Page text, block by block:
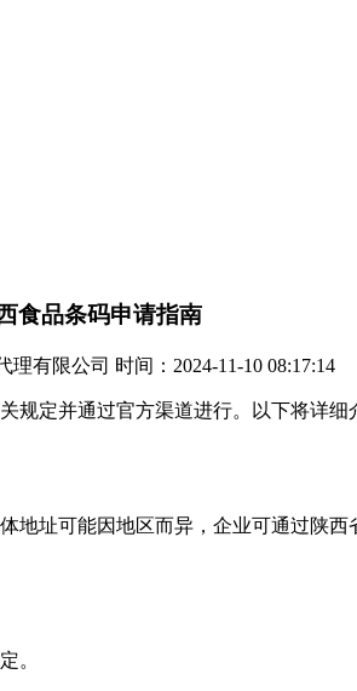
食品条码申请指南
理有限公司 时间：2024-11-10 08:17:14
规定并通过官方渠道进行。以下将详细
址可能因地区而异，企业可通过陕
。